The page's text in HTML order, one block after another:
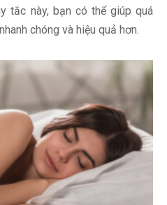
tắc này, bạn có thể giúp quá
chóng và hiệu quả hơn.